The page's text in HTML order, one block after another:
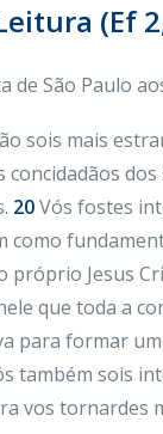
(Ef
de São Paulo
sois mais
concidadãos dos
20Vós fostes
como
próprio Jesus
que toda a
para formar
também sois
vos tornardes